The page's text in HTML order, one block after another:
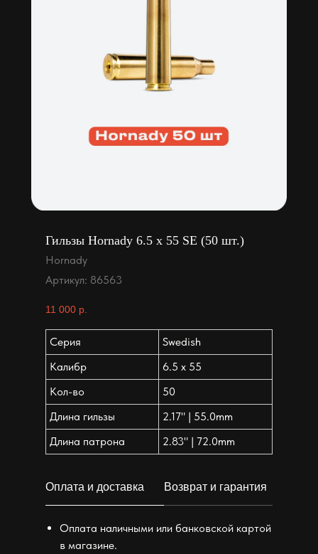
Гильзы Hornady 6.5 x 55 SE (50 шт.)
Hornady
Артикул: 86563
11 000 р.
Серия
Swedish
Калибр
6.5 x 55
Кол-во
50
Длина гильзы
2.17" | 55.0mm
Длина патрона
2.83" | 72.0mm
Оплата и доставка Возврат и гарантия
Оплата наличными или банковской картой
в магазине.